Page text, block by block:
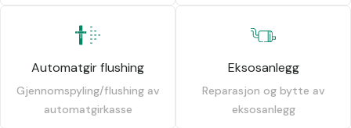
Automatgir flushing
Gjennomspyling/flushing av
automatgirkasse
Eksosanlegg
Reparasjon og bytte av
eksosanlegg